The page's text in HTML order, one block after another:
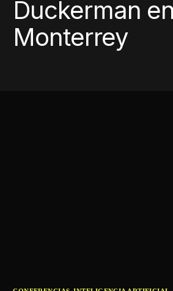
Duckerman en
Monterrey